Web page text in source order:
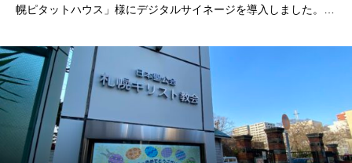
幌ピタットハウス」様にデジタルサイネージを導入しました。使